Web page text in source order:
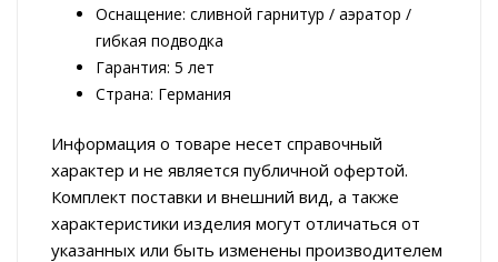
Оснащение: сливной гарнитур / аэратор /
гибкая подводка
Гарантия: 5 лет
Страна: Германия
Информация о товаре несет справочный
характер и не является публичной офертой.
Комплект поставки и внешний вид, а также
характеристики изделия могут отличаться от
указанных или быть изменены производителем